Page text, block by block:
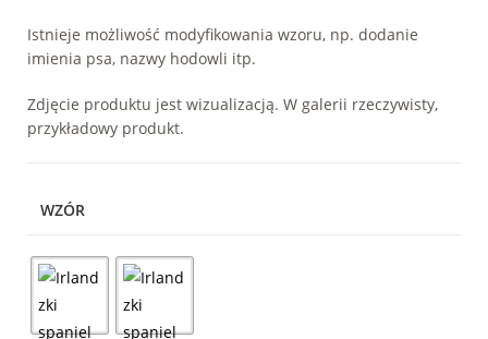
Istnieje możliwość modyfikowania wzoru, np. dodanie
imienia psa, nazwy hodowli itp.
Zdjęcie produktu jest wizualizacją. W galerii rzeczywisty,
przykładowy produkt.
WZÓR